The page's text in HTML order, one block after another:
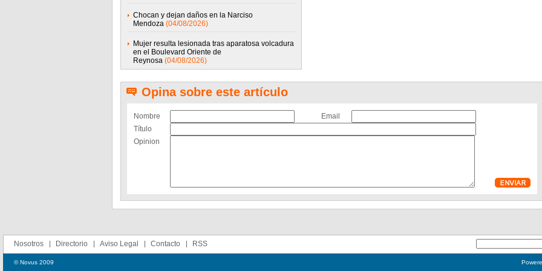
Chocan y dejan daños en la Narciso
Mendoza (04/08/2026)
Mujer resulta lesionada tras aparatosa volcadura
en el Boulevard Oriente de
Reynosa (04/08/2026)
Opina sobre este artículo
Nombre
Email
Título
Opinion
Nosotros Directorio Aviso Legal Contacto RSS
© Novus 2009